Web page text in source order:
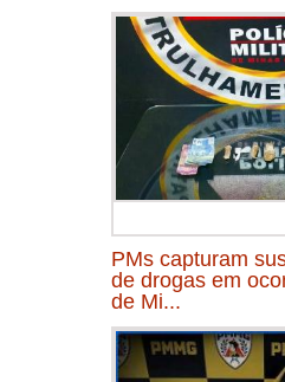
PMs capturam
de drogas em
de Mi...